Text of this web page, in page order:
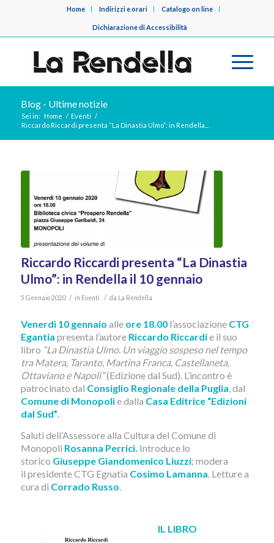
Home Indirizzi e orari Catalogo on line
Dichiarazione di Accessibilità
Blog - Ultime notizie
Sei in: Home / Eventi /
Riccardo Riccardi presenta “La Dinastia Ulmo”: in Rendella...
Riccardo Riccardi presenta “La Dinastia
Ulmo”: in Rendella il 10 gennaio
5 Gennaio 2020 / in Eventi / da La Rendella
Venerdì 10 gennaio alle ore 18.00l’associazione CTG
Egantia presenta l’autore Riccardo Riccardie il suo
libro “La Dinastia Ulmo. Un viaggio sospeso nel tempo
tra Matera, Taranto, Martina Franca, Castellaneta,
Ottaviano e Napoli”(Edizione dal Sud). L’incontro è
patrocinato dal Consiglio Regionale della Puglia, dal
Comune di Monopolie dalla Casa Editrice “Edizioni
dal Sud”.
Saluti dell’Assessore alla Cultura del Comune di
Monopoli Rosanna Perrici. Introduce lo
storico Giuseppe Giandomenico Liuzzi; modera
il presidente CTG Egnatia Cosimo Lamanna. Letture a
cura di Corrado Russo.
IL LIBRO